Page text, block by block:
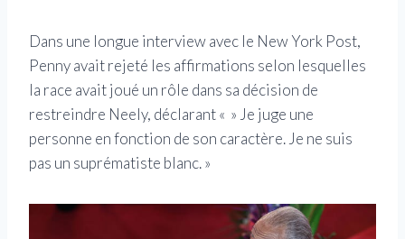
Dans une longue interview avec le New York Post,
Penny avait rejeté les affirmations selon lesquelles
la race avait joué un rôle dans sa décision de
restreindre Neely, déclarant « » Je juge une
personne en fonction de son caractère. Je ne suis
pas un suprématiste blanc. »